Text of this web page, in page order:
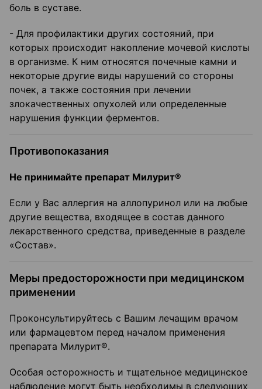
боль в суставе.
- Для профилактики других состояний, при
которых происходит накопление мочевой кислоты
в организме. К ним относятся почечные камни и
некоторые другие виды нарушений со стороны
почек, а также состояния при лечении
злокачественных опухолей или определенные
нарушения функции ферментов.
Противопоказания
Не принимайте препарат Милурит®
Если у Вас аллергия на аллопуринол или на любые
другие вещества, входящее в состав данного
лекарственного средства, приведенные в разделе
«Состав».
Меры предосторожности при медицинском
применении
Проконсультируйтесь с Вашим лечащим врачом
или фармацевтом перед началом применения
препарата Милурит®.
Особая осторожность и тщательное медицинское
наблюдение могут быть необходимы в следующих